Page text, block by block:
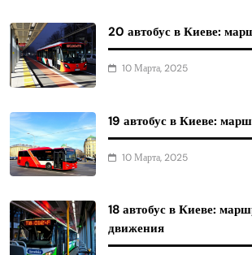
20 автобус в Киеве:
10 Марта, 2025
19 автобус в Киеве:
10 Марта, 2025
18 автобус в Киеве:
движения